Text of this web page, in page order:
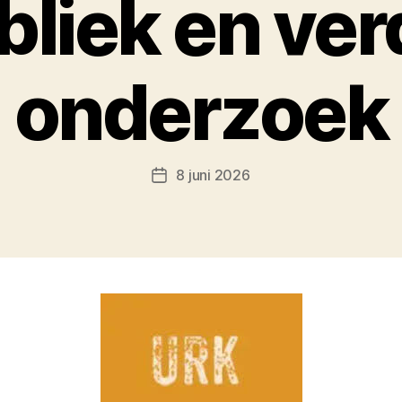
en
onderzoek
Berichtdatum
8 juni 2026